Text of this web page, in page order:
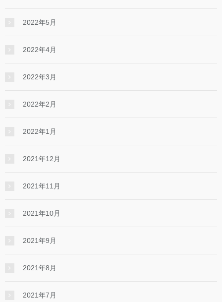
2022年5月
2022年4月
2022年3月
2022年2月
2022年1月
2021年12月
2021年11月
2021年10月
2021年9月
2021年8月
2021年7月